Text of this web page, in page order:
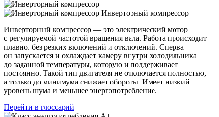
Инверторный компрессор
Инверторный компрессор — это электрический мотор
с регулируемой частотой вращения вала. Работа происходит
плавно, без резких включений и отключений. Сперва
он запускается и охлаждает камеру внутри холодильника
до заданной температуры, которую и поддерживает
постоянно. Такой тип двигателя не отключается полностью,
а только до минимума снижает обороты. Имеет низкий
уровень шума и меньшее энергопотребление.
Перейти в глоссарий